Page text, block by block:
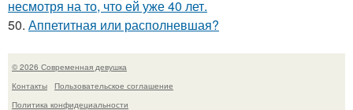
несмотря на то, что ей уже 40 лет.
50. Аппетитная или располневшая?
© 2026 Современная девушка
Контакты
Пользовательское соглашение
Политика конфидециальности